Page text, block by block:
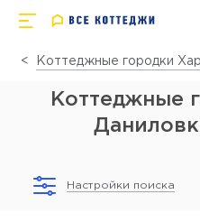
Коттеджные городки
Коттеджные
Настройки поиска